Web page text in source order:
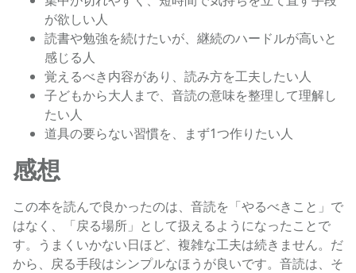
が欲しい人
読書や勉強を続けたいが、継続のハードルが高いと
感じる人
覚えるべき内容があり、読み方を工夫したい人
子どもから大人まで、音読の意味を整理して理解し
たい人
道具の要らない習慣を、まず1つ作りたい人
感想
この本を読んで良かったのは、音読を「やるべきこと」で
はなく、「戻る場所」として扱えるようになったことで
す。うまくいかない日ほど、複雑な工夫は続きません。だ
から、戻る手段はシンプルなほうが良いです。音読は、そ